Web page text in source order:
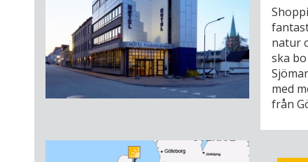
natur
ska
med
från
ner